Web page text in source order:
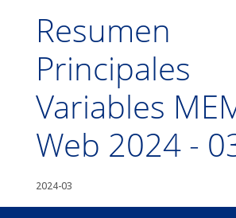
Resumen
Principales
Variables
Web 2024 -
2024-03